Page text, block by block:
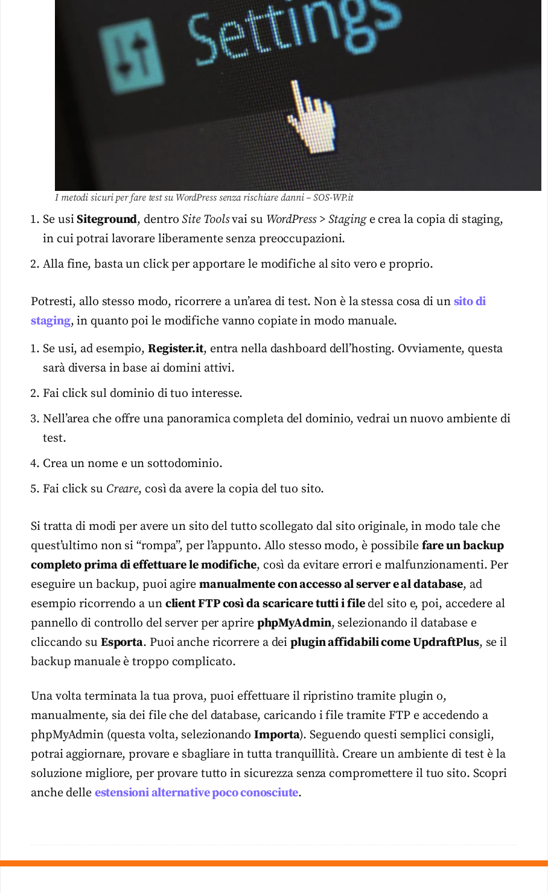
I metodi sicuri per fare test su WordPress senza rischiare danni – SOS-WP.it
Se usiSiteground, dentroSite Toolsvai su WordPress>Staginge crea la copia di staging,
in cui potrai lavorare liberamente senza preoccupazioni.
Alla fine, basta un click per apportare le modifiche al sito vero e proprio.
Potresti, allo stesso modo, ricorrere a un’area di test. Non è la stessa cosa di un sito di
staging, in quanto poi le modifiche vanno copiate in modo manuale.
Se usi, ad esempio, Register.it, entra nella dashboard dell’hosting. Ovviamente, questa
sarà diversa in base ai domini attivi.
Fai click sul dominio di tuo interesse.
Nell’area che offre una panoramica completa del dominio, vedrai un nuovo ambiente di
test.
Crea un nome e un sottodominio.
Fai click su Creare, così da avere la copia del tuo sito.
Si tratta di modi per avere un sito del tutto scollegato dal sito originale, in modo tale che
quest’ultimo non si “rompa”, per l’appunto. Allo stesso modo, è possibile fare un backup
completo prima di effettuare le modifiche, così da evitare errori e malfunzionamenti. Per
eseguire un backup, puoi agire manualmente con accesso al server e al database, ad
esempio ricorrendo a un client FTP così da scaricare tutti i filedel sito e, poi, accedere al
pannello di controllo del server per aprire phpMyAdmin, selezionando il database e
cliccando su Esporta. Puoi anche ricorrere a deiplugin affidabili come UpdraftPlus, se il
backup manuale è troppo complicato.
Una volta terminata la tua prova, puoi effettuare il ripristino tramite plugin o,
manualmente, sia dei file che del database, caricando i file tramite FTP e accedendo a
phpMyAdmin (questa volta, selezionandoImporta). Seguendo questi semplici consigli,
potrai aggiornare, provare e sbagliare in tutta tranquillità. Creare un ambiente di test è la
soluzione migliore, per provare tutto in sicurezza senza compromettere il tuo sito. Scopri
anche delle estensioni alternative poco conosciute.